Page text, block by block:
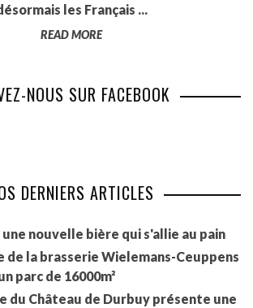
les Français ...
READ MORE
NOUS SUR FACEBOOK
DERNIERS ARTICLES
une nouvelle bière qui s'allie au pain
de la brasserie Wielemans-Ceuppens
parc de 16000m²
du Château de Durbuy présente une